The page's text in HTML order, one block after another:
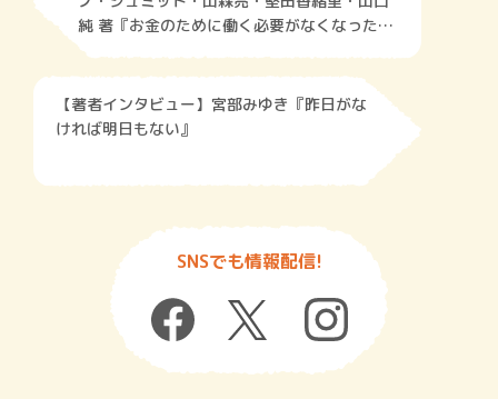
純 著『お金のために働く必要がなくなった
ら、何をしますか？』
【著者インタビュー】宮部みゆき『昨日がな
ければ明日もない』
SNSでも情報配信!